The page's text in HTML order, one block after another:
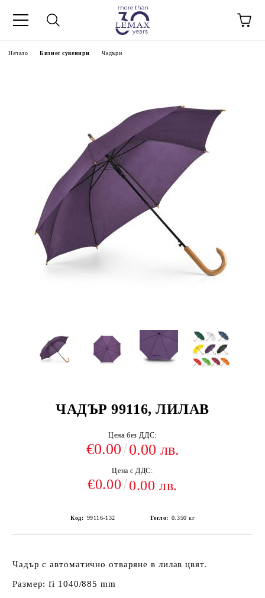
Начало Бизнес сувенири Чадъри
ЧАДЪР 99116, ЛИЛАВ
Цена без ДДС:
€0.00 0.00 лв.
Цена с ДДС:
€0.00 0.00 лв.
Код: 99116-132 Тегло: 0.350 кг
Чадър с автоматично отваряне в лилав цвят.
Размер: fi 1040/885 mm